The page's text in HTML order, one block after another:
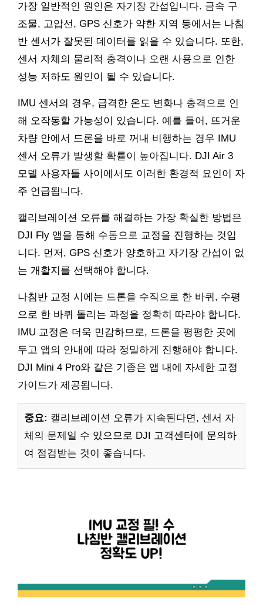
가장 일반적인 원인은 자기장 간섭입니다. 금속 구
조물, 고압선, GPS 신호가 약한 지역 등에서는 나침
반 센서가 잘못된 데이터를 읽을 수 있습니다. 또한,
센서 자체의 물리적 충격이나 오랜 사용으로 인한
성능 저하도 원인이 될 수 있습니다.
IMU 센서의 경우, 급격한 온도 변화나 충격으로 인
해 오작동할 가능성이 있습니다. 예를 들어, 뜨거운
차량 안에서 드론을 바로 꺼내 비행하는 경우 IMU
센서 오류가 발생할 확률이 높아집니다. DJI Air 3
모델 사용자들 사이에서도 이러한 환경적 요인이 자
주 언급됩니다.
캘리브레이션 오류를 해결하는 가장 확실한 방법은
DJI Fly 앱을 통해 수동으로 교정을 진행하는 것입
니다. 먼저, GPS 신호가 양호하고 자기장 간섭이 없
는 개활지를 선택해야 합니다.
나침반 교정 시에는 드론을 수직으로 한 바퀴, 수평
으로 한 바퀴 돌리는 과정을 정확히 따라야 합니다.
IMU 교정은 더욱 민감하므로, 드론을 평평한 곳에
두고 앱의 안내에 따라 정밀하게 진행해야 합니다.
DJI Mini 4 Pro와 같은 기종은 앱 내에 자세한 교정
가이드가 제공됩니다.
중요: 캘리브레이션 오류가 지속된다면, 센서 자
체의 문제일 수 있으므로 DJI 고객센터에 문의하
여 점검받는 것이 좋습니다.